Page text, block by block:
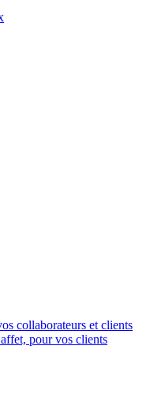
collaborateurs et clients
pour vos clients